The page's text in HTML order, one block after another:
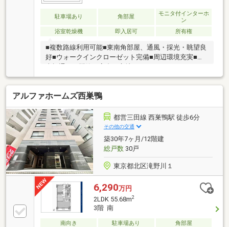
ソン・ファミマ 徒歩7分～当社の強み～◆頭金0円から
購入可!長期低金利50年ローン◆提携銀行多数、住宅ロ
ーンご相談下さい◆車でまとめてご案内!自宅まで送迎
も可
駐車場あり 角部屋
モニタ付インターホ
ン
浴室乾燥機
即入居可 所有権
■複数路線利用可能■東南角部屋、通風・採光・眺望良
好■ウォークインクローゼット完備■周辺環境充実■二
本榎通りの閑静な高台に立地ーーーーーーーーーーー
ーーーー◎頭金０円から購入可能◎FPによるライフプ
ランのシミュレーション診断◎その他希望に合う物件
（未公開含む）のご提案弊社は不動産総合企業です。
お客さまに寄り添ったサービスを心がけています。そ
れぞれのご家族にあう価値をご提案をいたします。ま
ずはお気軽に現地をご覧下さいませ。物件の確認事
項、ご見学希望のお客様は下記番号までご連絡下さ
い。お問合せ先：0120-127-511いつでもお待ちしてお
ります。
アルファホームズ西巣鴨
都営三田線 西巣鴨駅 徒歩6分
その他の交通
築30年7ヶ月/12階建
総戸数30戸
東京都北区滝野川１
6,290万円
2LDK 55.68m2
3階 南
南向き 駐車場あり
角部屋